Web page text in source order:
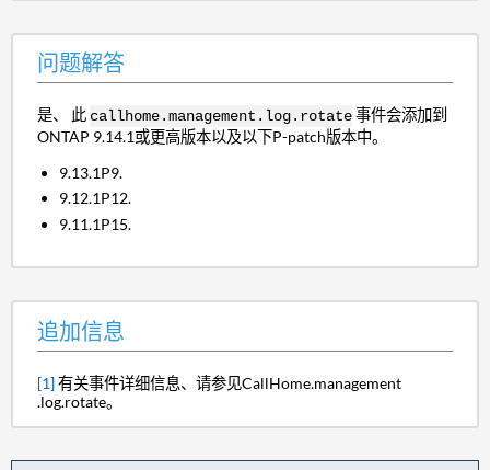
问题解答
是、 此 callhome.management.log.rotate事件会添加到
ONTAP 9.14.1或更高版本以及以下P-patch版本中。
9.13.1P9.
9.12.1P12.
9.11.1P15.
追加信息
[1]有关事件详细信息、请参见CallHome.management
.log.rotate。